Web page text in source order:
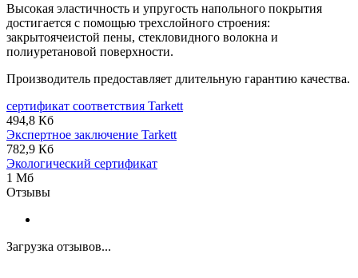
Высокая эластичность и упругость напольного покрытия
достигается с помощью трехслойного строения:
закрытоячеистой пены, стекловидного волокна и
полиуретановой поверхности.
Производитель предоставляет длительную гарантию качества.
сертификат соответствия Tarkett
494,8 Кб
Экспертное заключение Tarkett
782,9 Кб
Экологический сертификат
1 Мб
Отзывы
Загрузка отзывов...